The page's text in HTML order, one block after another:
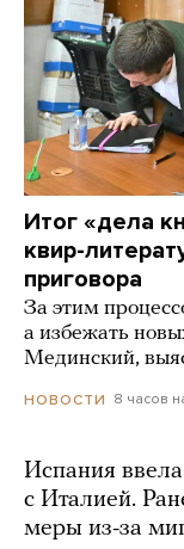
Итог «дела
квир-
приговора
За этим
а избежать
Мединский,
НОВОСТИ 8 часов
Испания
с Италией.
меры из-за